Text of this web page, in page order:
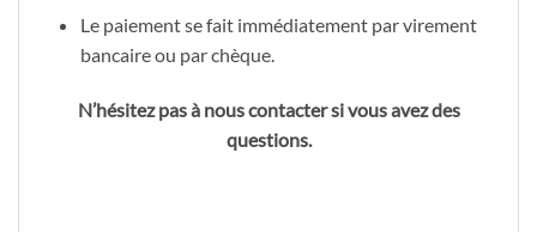
Le paiement se fait immédiatement par virement
bancaire ou par chèque.
N’hésitez pas à nous contacter si vous avez des
questions.